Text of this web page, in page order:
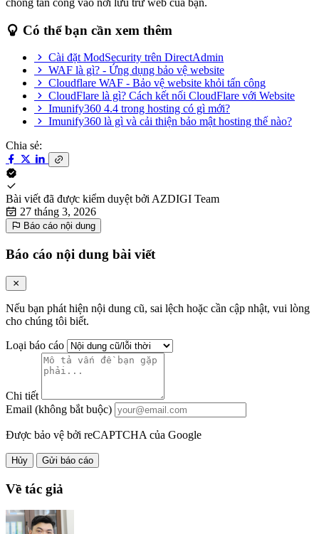
chống tấn công vào nơi lưu trữ web của bạn.
Có thể bạn cần xem thêm
Cài đặt ModSecurity trên DirectAdmin
WAF là gì? - Ứng dụng bảo vệ website
Cloudflare WAF - Bảo vệ website khỏi tấn công
CloudFlare là gì? Cách kết nối CloudFlare với Website
Imunify360 4.4 trong hosting có gì mới?
Imunify360 là gì và cải thiện bảo mật hosting thế nào?
Chia sẻ:
Bài viết đã được kiểm duyệt bởi AZDIGI Team
27 tháng 3, 2026
Báo cáo nội dung
Báo cáo nội dung bài viết
Nếu bạn phát hiện nội dung cũ, sai lệch hoặc cần cập nhật, vui lòng
cho chúng tôi biết.
Loại báo cáo
Chi tiết
Email (không bắt buộc)
Được bảo vệ bởi reCAPTCHA của Google
Hủy Gửi báo cáo
Về tác giả